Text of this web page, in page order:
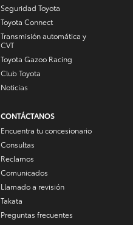
Seguridad Toyota
Toyota Connect
Transmisión automática y
CVT
Toyota Gazoo Racing
Club Toyota
Noticias
CONTÁCTANOS
Encuentra tu concesionario
Consultas
Reclamos
Comunicados
Llamado a revisión
Takata
Preguntas frecuentes